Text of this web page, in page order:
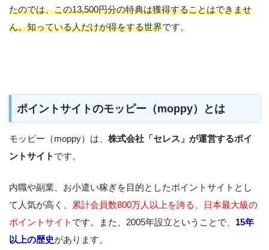
たのでは、この13,500円分の特典は獲得することはできませ
ん。知っている人だけが得をする世界です。
ポイントサイトのモッピー（moppy）とは
モッピー（moppy）は、 株式会社「セレス」が運営するポイ
ントサイト です。
内職や副業、お小遣い稼ぎを目的としたポイントサイトとし
て人気が高く、
累計会員数800万人以上を誇る、日本最大級の
ポイントサイト です。また、2005年設立ということで、 15年
以上の歴史があります。